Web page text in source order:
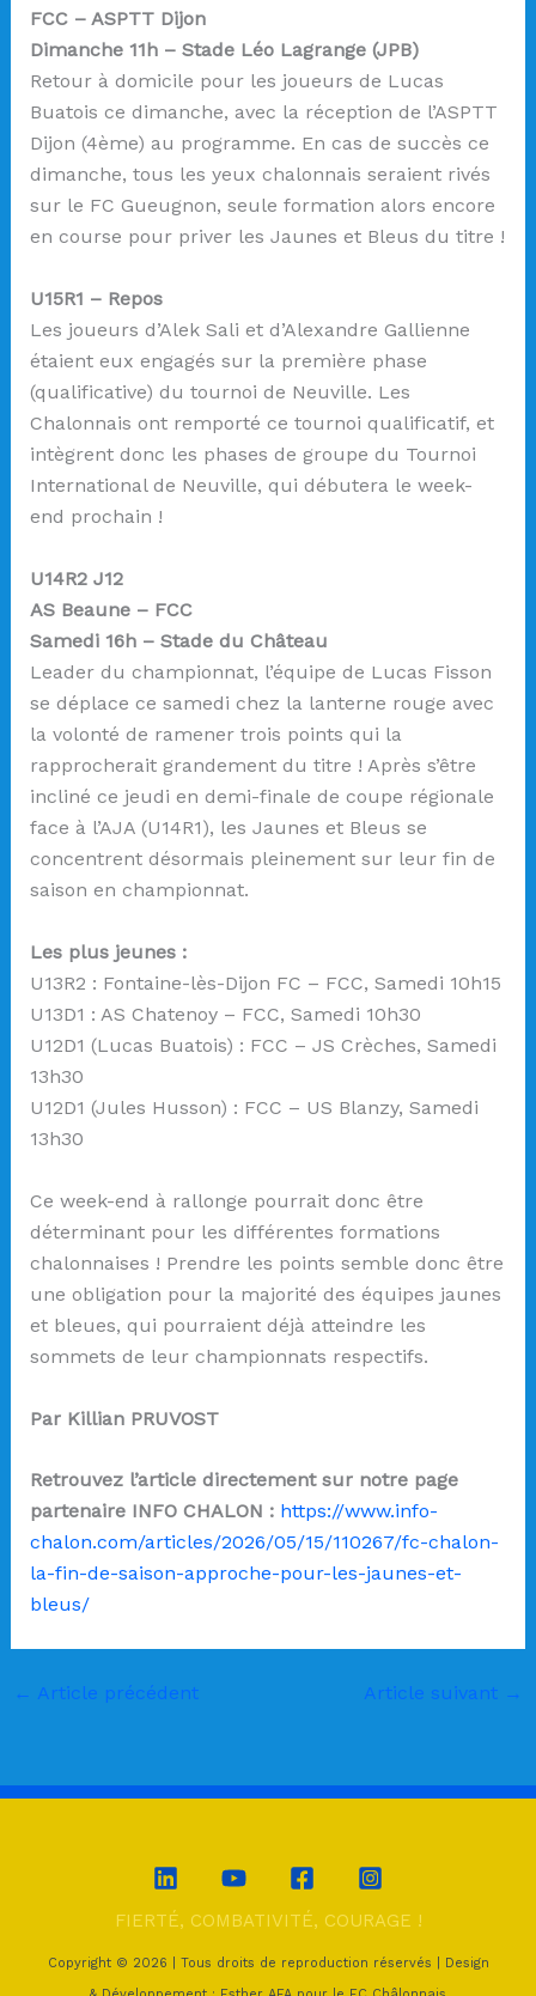
FCC – ASPTT Dijon
Dimanche 11h – Stade Léo Lagrange (JPB)
Retour à domicile pour les joueurs de Lucas
Buatois ce dimanche, avec la réception de l’ASPTT
Dijon (4ème) au programme. En cas de succès ce
dimanche, tous les yeux chalonnais seraient rivés
sur le FC Gueugnon, seule formation alors encore
en course pour priver les Jaunes et Bleus du titre !
U15R1 – Repos
Les joueurs d’Alek Sali et d’Alexandre Gallienne
étaient eux engagés sur la première phase
(qualificative) du tournoi de Neuville. Les
Chalonnais ont remporté ce tournoi qualificatif, et
intègrent donc les phases de groupe du Tournoi
International de Neuville, qui débutera le week-
end prochain !
U14R2 J12
AS Beaune – FCC
Samedi 16h – Stade du Château
Leader du championnat, l’équipe de Lucas Fisson
se déplace ce samedi chez la lanterne rouge avec
la volonté de ramener trois points qui la
rapprocherait grandement du titre ! Après s’être
incliné ce jeudi en demi-finale de coupe régionale
face à l’AJA (U14R1), les Jaunes et Bleus se
concentrent désormais pleinement sur leur fin de
saison en championnat.
Les plus jeunes :
U13R2 : Fontaine-lès-Dijon FC – FCC, Samedi 10h15
U13D1 : AS Chatenoy – FCC, Samedi 10h30
U12D1 (Lucas Buatois) : FCC – JS Crèches, Samedi
13h30
U12D1 (Jules Husson) : FCC – US Blanzy, Samedi
13h30
Ce week-end à rallonge pourrait donc être
déterminant pour les différentes formations
chalonnaises ! Prendre les points semble donc être
une obligation pour la majorité des équipes jaunes
et bleues, qui pourraient déjà atteindre les
sommets de leur championnats respectifs.
Par Killian PRUVOST
Retrouvez l’article directement sur notre page
partenaire INFO CHALON : https://www.info-
chalon.com/articles/2026/05/15/110267/fc-chalon-
la-fin-de-saison-approche-pour-les-jaunes-et-
bleus/
← Article précédent Article suivant →
FIERTÉ, COMBATIVITÉ, COURAGE !
Copyright © 2026 | Tous droits de reproduction réservés | Design